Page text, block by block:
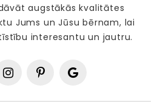
augstākās kvalitātes
Jums un Jūsu bērnam, lai
interesantu un jautru.